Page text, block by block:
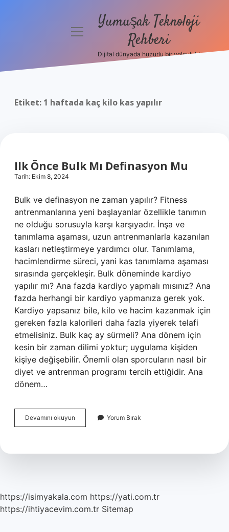
Politikası
menüyüYumuşak Teknoloji
Rehberi
Dijital dünyada huzurlu bir yolculuk!
Etiket: 1 haftada kaç kilo kas yapılır
Ilk Önce Bulk Mı Definasyon Mu
Tarih: Ekim 8, 2024
Bulk ve definasyon ne zaman yapılır? Fitness
antrenmanlarına yeni başlayanlar özellikle tanımın
ne olduğu sorusuyla karşı karşıyadır. İnşa ve
tanımlama aşaması, uzun antrenmanlarla kazanılan
kasları netleştirmeye yardımcı olur. Tanımlama,
hacimlendirme süreci, yani kas tanımlama aşaması
sırasında gerçekleşir. Bulk döneminde kardiyo
yapılır mı? Ana fazda kardiyo yapmalı mısınız? Ana
fazda herhangi bir kardiyo yapmanıza gerek yok.
Kardiyo yapsanız bile, kilo ve hacim kazanmak için
gereken fazla kalorileri daha fazla yiyerek telafi
etmelisiniz. Bulk kaç ay sürmeli? Ana dönem için
kesin bir zaman dilimi yoktur; uygulama kişiden
kişiye değişebilir. Önemli olan sporcuların nasıl bir
diyet ve antrenman programı tercih ettiğidir. Ana
dönem…
Devamını okuyun
Önce
Definasyon
Yorum Bırak
https://isimyakala.com https://yati.com.tr
https://ihtiyacevim.com.tr Sitemap